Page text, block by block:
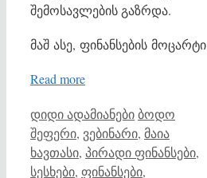
შემოსავლების გაზრდა.
მაშ ასე, ფინანსების
Read more
Categories
დიდი ადამიანებიTags
ბოდო
შეფერი, ვებინარი, მაია
ხავთასი, პირადი ფინანსები,
სესხები, ფინანსები,